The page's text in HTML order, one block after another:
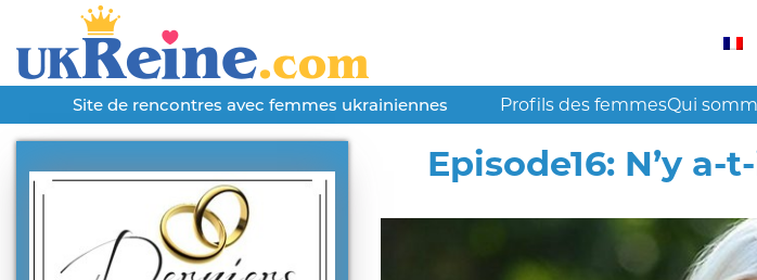
Site de rencontres avec femmes ukrainiennes Profils des femmesQui
Episode16: N’y